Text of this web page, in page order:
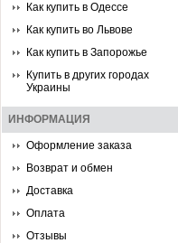
Как купить в Одессе
Как купить во Львове
Как купить в Запорожье
Купить в других городах
Украины
ИНФОРМАЦИЯ
Оформление заказа
Возврат и обмен
Доставка
Оплата
Отзывы